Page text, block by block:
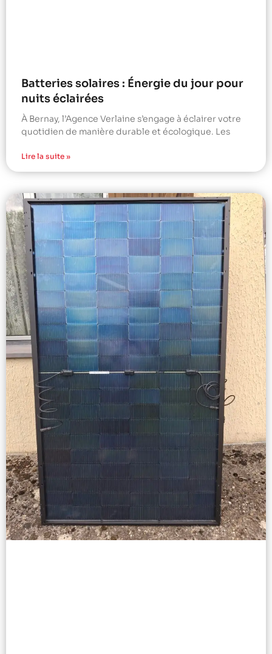
Batteries solaires : Énergie du jour pour
nuits éclairées
À Bernay, l’Agence Verlaine s’engage à éclairer votre
quotidien de manière durable et écologique. Les
Lire la suite »